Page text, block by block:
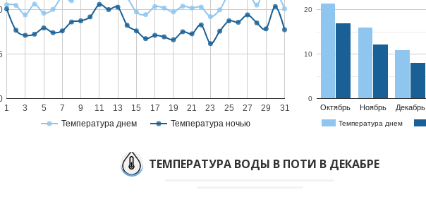
Температура днем Температура ночью
1 3 5 7 9 11 13 15 17 19 21 23 25 27 29 31
Температура днем
Октябрь Ноябрь Декабрь
0
10
20
ТЕМПЕРАТУРА ВОДЫ В ПОТИ В ДЕКАБРЕ